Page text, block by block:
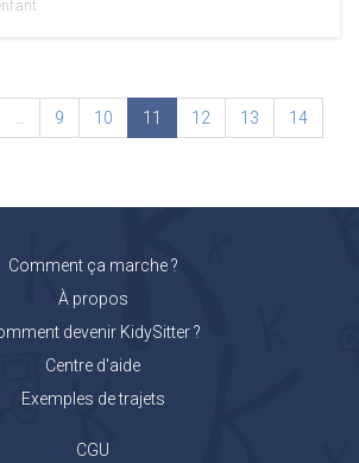
9 10 11 12 13 14
Comment ça marche ?
À propos
devenir KidySitter ?
Centre d'aide
Exemples de trajets
CGU